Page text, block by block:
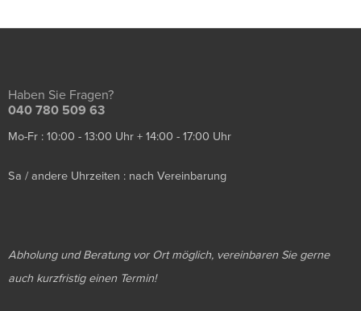
Haben Sie Fragen?
040 780 509 63
Mo-Fr : 10:00 - 13:00 Uhr + 14:00 - 17:00 Uhr
Sa / andere Uhrzeiten : nach Vereinbarung
Abholung und Beratung vor Ort möglich, vereinbaren Sie gerne
auch kurzfristig einen Termin!